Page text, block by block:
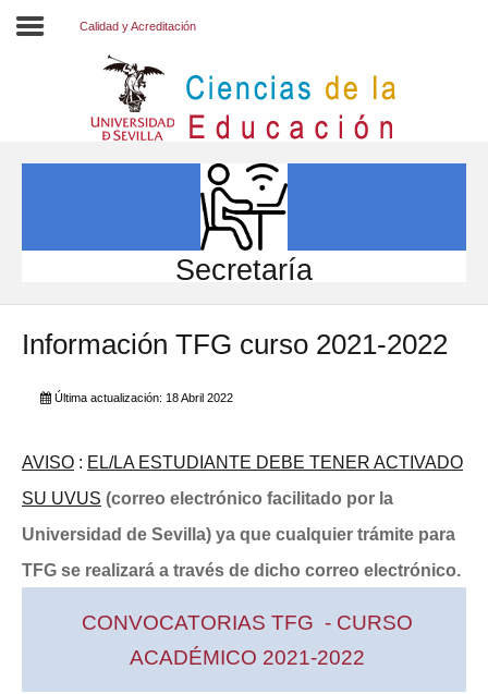
INVESTIGACIÓN
INTERNACIONAL
Directorio FCCE
Calidad y Acreditación
Secretaría
Información TFG curso 2021-2022
Última actualización: 18 Abril 2022
AVISO : EL/LA ESTUDIANTE DEBE TENER ACTIVADO
SU UVUS (correo electrónico facilitado por la
Universidad de Sevilla) ya que cualquier trámite para
TFG se realizará a través de dicho correo electrónico.
CONVOCATORIAS TFG - CURSO
ACADÉMICO 2021-2022